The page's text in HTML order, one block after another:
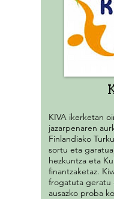
KIVA ikerketan
jazarpenaren
Finlandiako
sortu eta
hezkuntza eta
finantzaketaz.
frogatuta geratu
ausazko proba